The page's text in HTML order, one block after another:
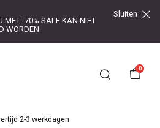
MET -70% SALE KAN NIET
WORDEN
Sluiten
0
2-3 werkdagen